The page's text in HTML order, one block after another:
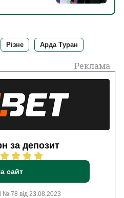
Різне Арда Туран
Реклама
за депозит
сайт
№ 78 від 23.08.2023